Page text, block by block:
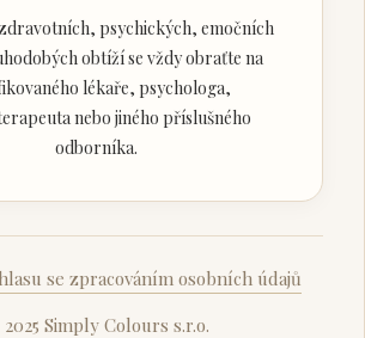
psychických, emočních
obtíží se vždy obraťte na
lékaře, psychologa,
nebo jiného příslušného
odborníka.
se zpracováním osobních údajů
Simply Colours s.r.o.